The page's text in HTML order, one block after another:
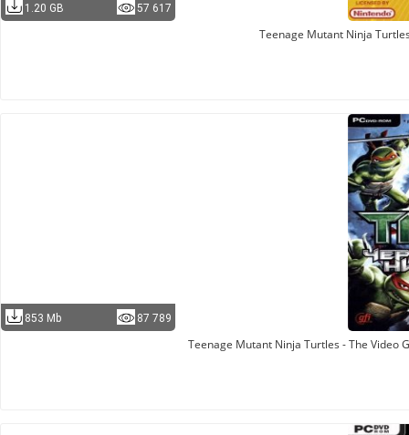
1.20 GB 57 617
Teenage Mutant Ninja
853 Mb 87 789
Teenage Mutant Ninja Turtles - The Video